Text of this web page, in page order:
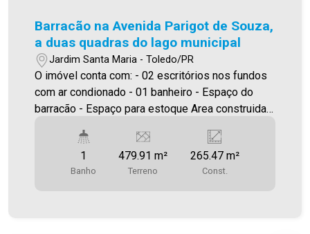
Barracão na Avenida Parigot de Souza,
a duas quadras do lago municipal
Jardim Santa Maria - Toledo/PR
O imóvel conta com: - 02 escritórios nos fundos
com ar condionado - 01 banheiro - Espaço do
barracão - Espaço para estoque Area construida:
(Fundo de Conservação do Imóvel), equivalente a
6% do valor do aluguel. Para mais detalhes sobre
o FCI, acesse o menu LOCAÇÃO em nosso site. A
1
Banho
479.91 m²
Terreno
265.47 m²
Const.